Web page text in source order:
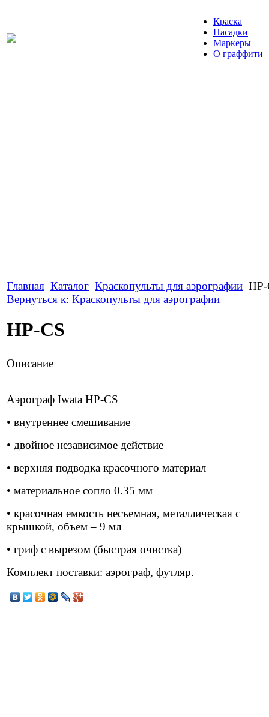
Краска
Насадки
Маркеры
О граффити
Главная Каталог Краскопульты для аэрографии
Вернуться к: Краскопульты для аэрографии
HP-CS
Описание
Аэрограф Iwata HP-CS
• внутреннее смешивание
• двойное независимое действие
• верхняя подводка красочного материал
• материальное сопло 0.35 мм
• красочная емкость несъемная, металлическая с
крышкой, объем – 9 мл
• гриф с вырезом (быстрая очистка)
Комплект поставки: аэрограф, футляр.